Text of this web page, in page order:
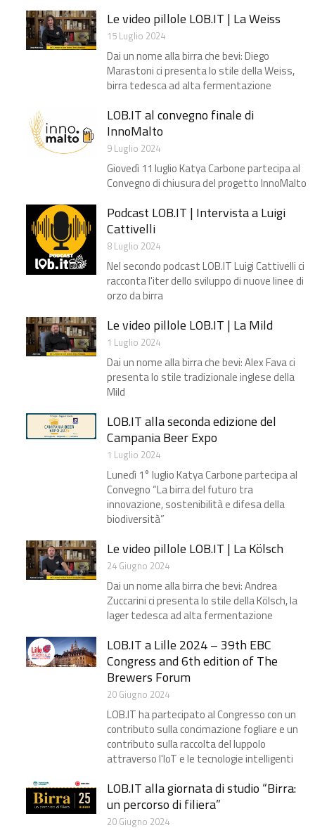
Le video pillole LOB.IT | La Weiss
15 Luglio 2024
Dai un nome alla birra che bevi: Diego
Marastoni ci presenta lo stile della Weiss,
birra tedesca ad alta fermentazione
LOB.IT al convegno finale di
InnoMalto
9 Luglio 2024
Giovedì 11 luglio Katya Carbone partecipa al
Convegno di chiusura del progetto InnoMalto
Podcast LOB.IT | Intervista a Luigi
Cattivelli
8 Luglio 2024
Nel secondo podcast LOB.IT Luigi Cattivelli ci
racconta l'iter dello sviluppo di nuove linee di
orzo da birra
Le video pillole LOB.IT | La Mild
1 Luglio 2024
Dai un nome alla birra che bevi: Alex Fava ci
presenta lo stile tradizionale inglese della
Mild
LOB.IT alla seconda edizione del
Campania Beer Expo
1 Luglio 2024
Lunedì 1° luglio Katya Carbone partecipa al
Convegno “La birra del futuro tra
innovazione, sostenibilità e difesa della
biodiversità”
Le video pillole LOB.IT | La Kölsch
24 Giugno 2024
Dai un nome alla birra che bevi: Andrea
Zuccarini ci presenta lo stile della Kölsch, la
lager tedesca ad alta fermentazione
LOB.IT a Lille 2024 – 39th EBC
Congress and 6th edition of The
Brewers Forum
20 Giugno 2024
LOB.IT ha partecipato al Congresso con un
contributo sulla concimazione fogliare e un
contributo sulla raccolta del luppolo
attraverso l'IoT e le tecnologie intelligenti
LOB.IT alla giornata di studio “Birra:
un percorso di filiera”​
20 Giugno 2024